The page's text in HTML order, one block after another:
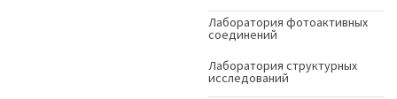
Лаборатория фотоактивных
соединений
Лаборатория структурных
исследований